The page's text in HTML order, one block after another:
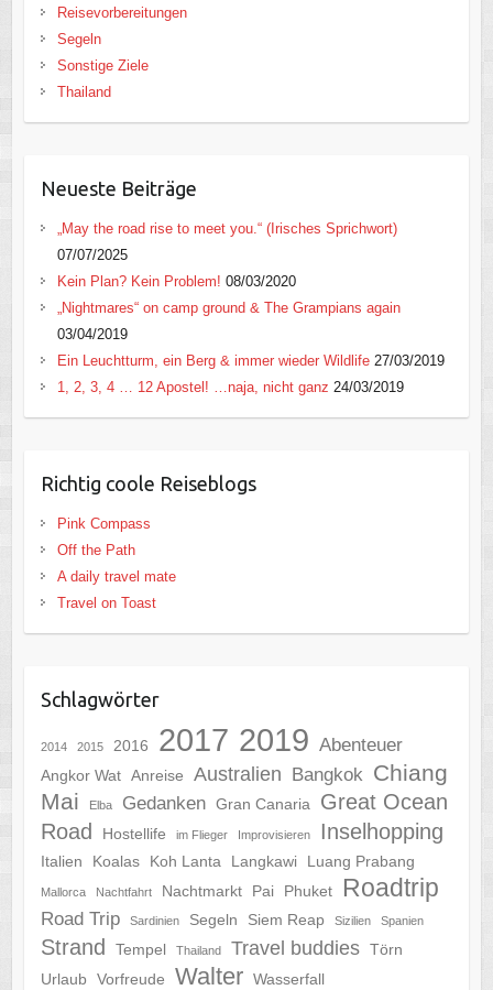
Reisevorbereitungen
Segeln
Sonstige Ziele
Thailand
Neueste Beiträge
„May the road rise to meet you.“ (Irisches Sprichwort)
07/07/2025
Kein Plan? Kein Problem! 08/03/2020
„Nightmares“ on camp ground & The Grampians again
03/04/2019
Ein Leuchtturm, ein Berg & immer wieder Wildlife 27/03/2019
1, 2, 3, 4 … 12 Apostel! …naja, nicht ganz 24/03/2019
Richtig coole Reiseblogs
Pink Compass
Off the Path
A daily travel mate
Travel on Toast
Schlagwörter
2014 2015 2016 2017 2019 Abenteuer
Angkor Wat Anreise Australien Bangkok
Chiang
Mai
Elba Gedanken Gran Canaria
Great Ocean
Road
Hostellife im Flieger Improvisieren Inselhopping
Italien Koalas Koh Lanta Langkawi Luang Prabang
Mallorca Nachtfahrt Nachtmarkt Pai Phuket Roadtrip
Road Trip Sardinien Segeln Siem Reap Sizilien Spanien
Strand Tempel Thailand Travel buddies Törn
Urlaub Vorfreude Walter Wasserfall